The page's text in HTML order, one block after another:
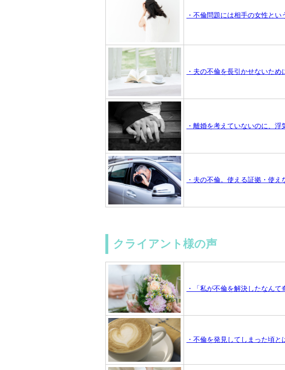
・不倫問題には相手の女性と
・夫の不倫を長引かせないた
・離婚を考えていないのに、浮
・夫の不倫。使える証拠・使え
クライアント様の声
・「私が不倫を解決したなんて
・不倫を発見してしまった頃